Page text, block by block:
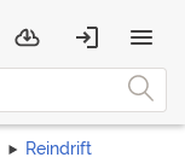
Reindrift